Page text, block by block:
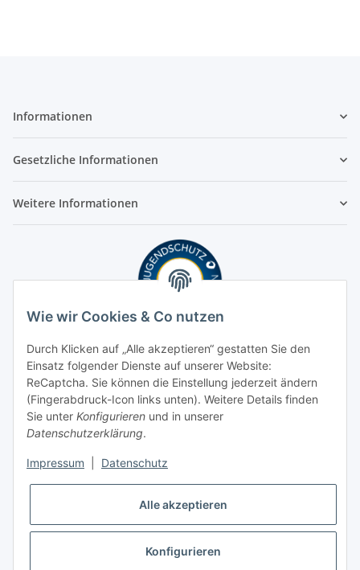
Informationen
Gesetzliche Informationen
Weitere Informationen
Wie wir Cookies & Co nutzen
Durch Klicken auf „Alle akzeptieren“ gestatten Sie den
Einsatz folgender Dienste auf unserer Website:
ReCaptcha. Sie können die Einstellung jederzeit ändern
(Fingerabdruck-Icon links unten). Weitere Details finden
Sie unter Konfigurieren und in unserer
Datenschutzerklärung.
Impressum Datenschutz
Alle akzeptieren
Konfigurieren